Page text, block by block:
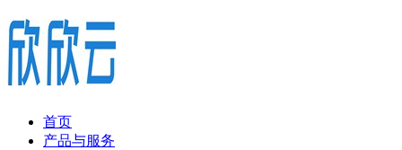
首页
产品与服务